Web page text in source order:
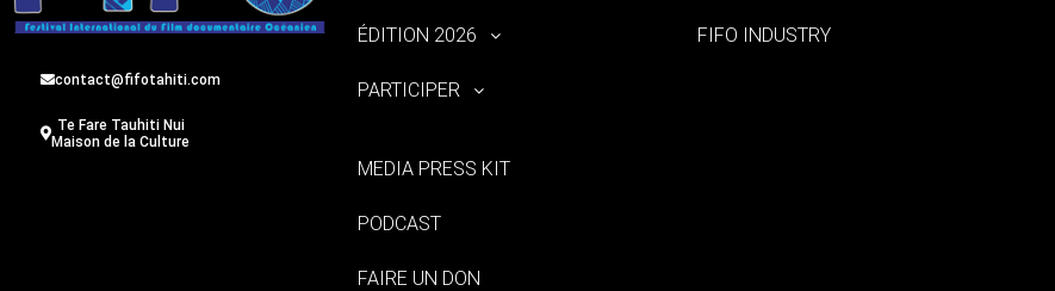
contact@fifotahiti.com
Te Fare Tauhiti Nui
Maison de la Culture
ÉDITION 2026
PARTICIPER
MEDIA PRESS KIT
PODCAST
FAIRE UN DON
FIFO INDUSTRY